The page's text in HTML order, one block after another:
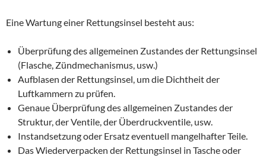
Eine Wartung einer Rettungsinsel besteht aus:
Überprüfung des allgemeinen Zustandes der Rettungsinsel
(Flasche, Zündmechanismus, usw.)
Aufblasen der Rettungsinsel, um die Dichtheit der
Luftkammern zu prüfen.
Genaue Überprüfung des allgemeinen Zustandes der
Struktur, der Ventile, der Überdruckventile, usw.
Instandsetzung oder Ersatz eventuell mangelhafter Teile.
Das Wiederverpacken der Rettungsinsel in Tasche oder